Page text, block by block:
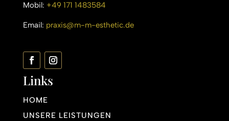
Mobil: +49 171 1483584
Email: praxis@m-m-esthetic.de
Links
HOME
UNSERE LEISTUNGEN